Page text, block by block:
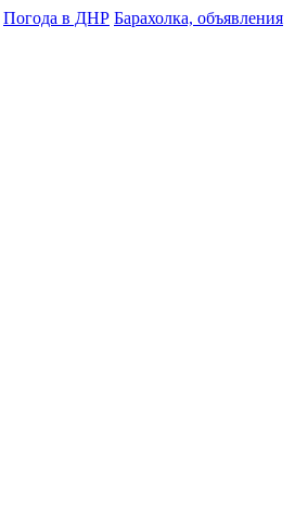
Погода в ДНР Барахолка, объявления